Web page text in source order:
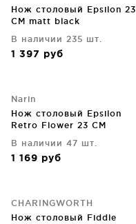
Нож столовый Epsilon 23
CM matt black
В наличии 235 шт.
1 397 руб
Narin
Нож столовый Epsilon
Retro Flower 23 CM
В наличии 47 шт.
1 169 руб
CHARINGWORTH
Нож столовый Fiddle